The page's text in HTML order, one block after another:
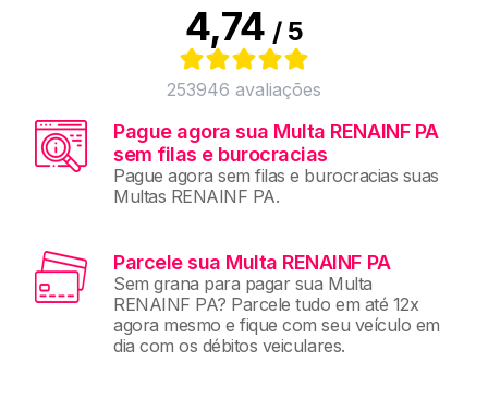
4,74 / 5
253946 avaliações
Pague agora sua Multa RENAINF PA
sem filas e burocracias
Pague agora sem filas e burocracias suas
Multas RENAINF PA.
Parcele sua Multa RENAINF PA
Sem grana para pagar sua Multa
RENAINF PA? Parcele tudo em até 12x
agora mesmo e fique com seu veículo em
dia com os débitos veiculares.